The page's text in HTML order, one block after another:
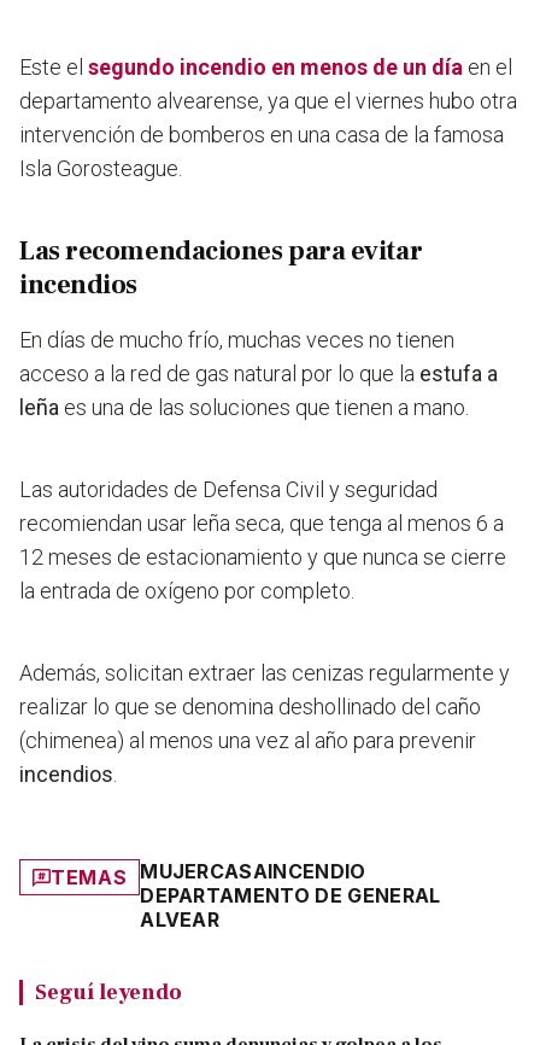
Este el segundo incendio en menos de un día en el
departamento alvearense, ya que el viernes hubo otra
intervención de bomberos en una casa de la famosa
Isla Gorosteague.
Las recomendaciones para evitar
incendios
En días de mucho frío, muchas veces no tienen
acceso a la red de gas natural por lo que la estufa a
leña es una de las soluciones que tienen a mano.
Las autoridades de Defensa Civil y seguridad
recomiendan usar leña seca, que tenga al menos 6 a
12 meses de estacionamiento y que nunca se cierre
la entrada de oxígeno por completo.
Además, solicitan extraer las cenizas regularmente y
realizar lo que se denomina deshollinado del caño
(chimenea) al menos una vez al año para prevenir
incendios
TEMAS MUJERCASAINCENDIO
DEPARTAMENTO DE GENERAL
ALVEAR
Seguí leyendo